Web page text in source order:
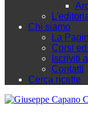
Chi siamo
La
Corsi
Iscriviti
Contatti
Cerca ricette